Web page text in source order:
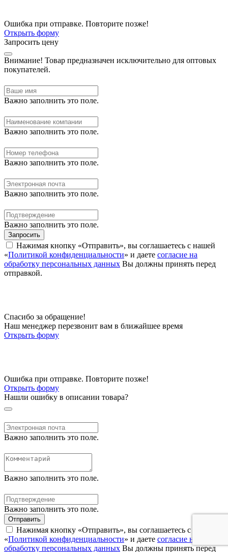
Ошибка при отправке. Повторите позже!
Открыть форму
Запросить цену
Внимание! Товар предназначен исключительно для оптовых
покупателей.
Важно заполнить это поле.
Важно заполнить это поле.
Важно заполнить это поле.
Важно заполнить это поле.
Важно заполнить это поле.
Запросить
Нажимая кнопку «Отправить», вы соглашаетесь с нашей
«Политикой конфиденциальности» и даете согласие на
обработку персональных данных Вы должны принять перед
отправкой.
Спасибо за обращение!
Наш менеджер перезвонит вам в ближайшее время
Открыть форму
Ошибка при отправке. Повторите позже!
Открыть форму
Нашли ошибку в описании товара?
Важно заполнить это поле.
Важно заполнить это поле.
Важно заполнить это поле.
Отправить
Нажимая кнопку «Отправить», вы соглашаетесь с нашей
«Политикой конфиденциальности» и даете согласие на
обработку персональных данных Вы должны принять перед